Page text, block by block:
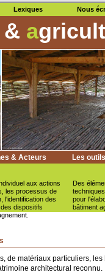
Lexiques Nous
a
& Acteurs Les
aux actions
les processus de
l'identification des
dispositifs
Des
pour
bâtiment
de matériaux particuliers,
architectural reconnu.